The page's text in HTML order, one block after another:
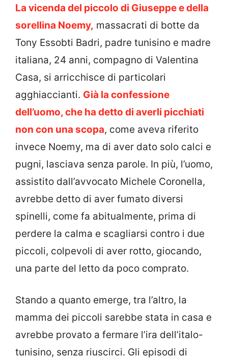
La vicenda del piccolo di Giuseppe e della
sorellina Noemy, massacrati di botte da
Tony Essobti Badri, padre tunisino e madre
italiana, 24 anni, compagno di Valentina
Casa, si arricchisce di particolari
agghiaccianti. Già la confessione
dell’uomo, che ha detto di averli picchiati
non con una scopa, come aveva riferito
invece Noemy, ma di aver dato solo calci e
pugni, lasciava senza parole. In più, l’uomo,
assistito dall’avvocato Michele Coronella,
avrebbe detto di aver fumato diversi
spinelli, come fa abitualmente, prima di
perdere la calma e scagliarsi contro i due
piccoli, colpevoli di aver rotto, giocando,
una parte del letto da poco comprato.
Stando a quanto emerge, tra l’altro, la
mamma dei piccoli sarebbe stata in casa e
avrebbe provato a fermare l’ira dell’italo-
tunisino, senza riuscirci. Gli episodi di